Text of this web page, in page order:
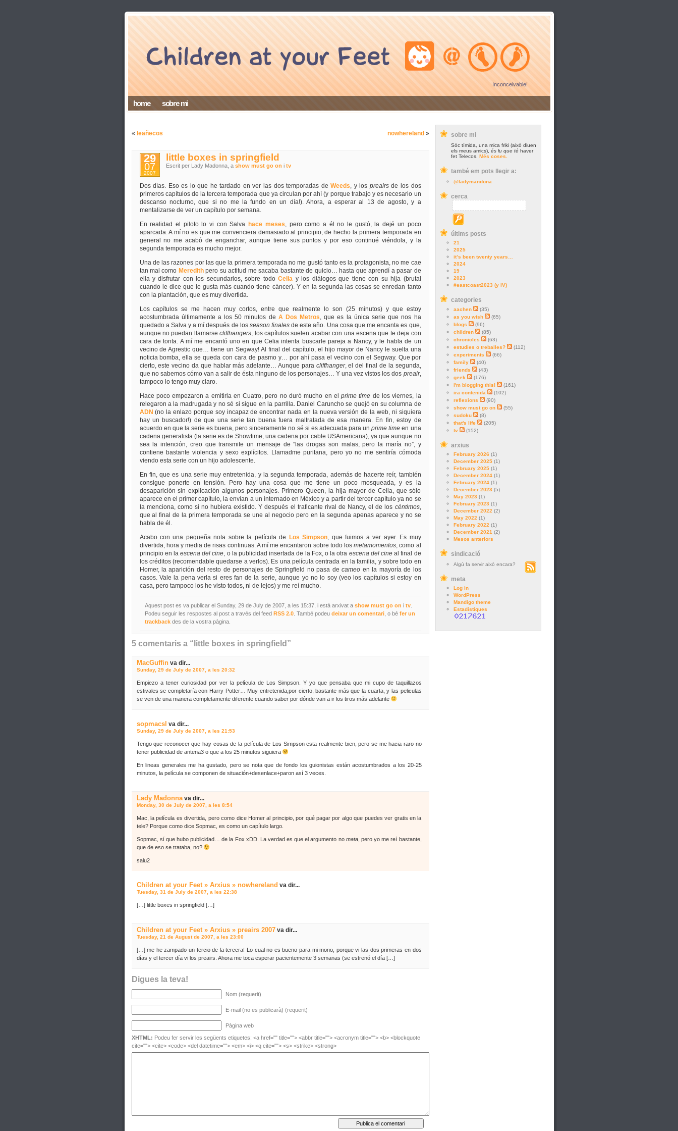
Inconceivable!
home sobre mi
sobre mi
Sóc tímida, una mica friki (això diuen
els meus amics), és lu que téhaver
fet Telecos. Més coses.
també em pots llegir a:
@ladymandona
cerca
últims posts
21
2025
it’s been twenty years…
2024
19
2023
#eastcoast2023 (y IV)
categories
aachen
(35)
as you wish
(65)
blogs
(96)
children
(85)
chronicles
(63)
estudies o treballes?
(112)
experiments
(66)
family
(40)
friends
(43)
geek
(176)
i'm blogging this!
(161)
ira contenida
(102)
reflexions
(90)
show must go on
(55)
sudoku
(8)
that's life
(205)
tv
(152)
arxius
February 2026(1)
December 2025(1)
February 2025(1)
December 2024(1)
February 2024(1)
December 2023 (5)
May 2023 (1)
February 2023 (1)
December 2022 (2)
May 2022 (1)
February 2022 (1)
December 2021 (2)
Mesos anteriors
sindicació
Algú fa servir això encara?
meta
Log in
WordPress
Mandigo theme
Estadístiques
« leañecos nowhereland »
29
07
2007
little boxes in springfield
Escrit per Lady Madonna, ashow must go on itv
Dos días. Eso es lo que he tardado en ver las dos temporadas deWeeds, y los preairsde los dos
primeros capítulos de la tercera temporada que ya circulan por ahí (y porque trabajo y es necesario un
descanso nocturno, que si no me la fundo en un día!). Ahora, a esperar al 13 de agosto, y a
mentalizarse de ver un capítulo por semana.
En realidad el piloto lo vi con Salva hace meses, pero como a él no le gustó, la dejé un poco
aparcada. A mí no es que me convenciera demasiado al principio, de hecho la primera temporada en
general no me acabó de enganchar, aunque tiene sus puntos y por eso continué viéndola, y la
segunda temporada es mucho mejor.
Una de las razones por las que la primera temporada no me gustó tanto es la protagonista, no me cae
tan mal como Meredithpero su actitud me sacaba bastante de quicio… hasta que aprendí a pasar de
ella y disfrutar con los secundarios, sobre todoCelia y los diálogos que tiene con su hija (brutal
cuando le dice que le gusta más cuando tiene cáncer). Y en la segunda las cosas se enredan tanto
con la plantación, que es muy divertida.
Los capítulos se me hacen muy cortos, entre que realmente lo son (25 minutos) y que estoy
acostumbrada últimamente a los 50 minutos de A Dos Metros, que es la única serie que nos ha
quedado a Salva y a mí después de los season finales de este año. Una cosa que me encanta es que,
aunque no puedan llamarsecliffhangers, los capítulos suelen acabar con una escena que te deja con
cara de tonta. A mí me encantó uno en que Celia intenta buscarle pareja a Nancy, y le habla de un
vecino de Agrestic que… tiene un Segway! Al final del capítulo, el hijo mayor de Nancy le suelta una
noticia bomba, ella se queda con cara de pasmo y… por ahí pasa el vecino con el Segway. Que por
cierto, este vecino da que hablar más adelante… Aunque para cliffhanger, el del final de la segunda,
que no sabemos cómo van a salir de ésta ninguno de los personajes… Y una vez vistos los dos preair,
tampoco lo tengo muy claro.
Hace poco empezaron a emitirla en Cuatro, pero no duró mucho en elprime time de los viernes, la
relegaron a la madrugada y no sé si sigue en la parrilla. Daniel Caruncho se quejó en su columna de
ADN (no la enlazo porque soy incapaz de encontrar nada en la nueva versión de la web, ni siquiera
hay un buscador!) de que una serie tan buena fuera maltratada de esa manera. En fin, estoy de
acuerdo en que la serie es buena, pero sinceramente no sé si es adecuada para unprime time en una
cadena generalista (la serie es de Showtime, una cadena por cable USAmericana), ya que aunque no
sea la intención, creo que transmite un mensaje de “las drogas son malas, pero la maría no”, y
contiene bastante violencia y sexo explícitos. Llamadme puritana, pero yo no me sentiría cómoda
viendo esta serie con un hijo adolescente.
En fin, que es una serie muy entretenida, y la segunda temporada, además de hacerte reír, también
consigue ponerte en tensión. Pero hay una cosa que me tiene un poco mosqueada, y es la
desaparición sin explicación algunos personajes. Primero Queen, la hija mayor de Celia, que sólo
aparece en el primer capítulo, la envían a un internado en México y a partir del tercer capítulo ya no se
la menciona, como si no hubiera existido. Y después el traficante rival de Nancy, el de los céntimos,
que al final de la primera temporada se une al negocio pero en la segunda apenas aparece y no se
habla de él.
Acabo con una pequeña nota sobre la película de
Los Simpson, que fuimos a ver ayer. Es muy
divertida, hora y media de risas continuas. A mí me encantaron sobre todo losmetamomentos, como al
principio en laescena del cine, o la publicidad insertada de la Fox, o la otra escena del cineal final de
los créditos (recomendable quedarse a verlos). Es una película centrada en la familia, y sobre todo en
Homer, la aparición del resto de personajes de Springfield no pasa decameo en la mayoría de los
casos. Vale la pena verla si eres fan de la serie, aunque yo no lo soy (veo los capítulos si estoy en
casa, pero tampoco los he visto todos, ni de lejos) y me reí mucho.
Aquest post es va publicar el Sunday, 29 de July de 2007, a les 15:37, i està arxivat a show must go on i tv.
Podeu seguir les respostes al post a través del feed RSS 2.0. També podeu deixar un comentari, o bé fer un
trackbackdes de la vostra pàgina.
5 comentaris a “little boxes in springfield”
MacGuffinva dir...
Sunday, 29 de July de 2007, a les 20:32
Empiezo a tener curiosidad por ver la película de Los Simpson. Y yo que pensaba que mi cupo de taquillazos
estivales se completaría con Harry Potter… Muy entretenida,por cierto, bastante más que la cuarta, y las peliculas
se ven de una manera completamente diferente cuando saber por dónde van a ir los tiros más adelante
sopmacsl va dir...
Sunday, 29 de July de 2007, a les 21:53
Tengo que reconocer que hay cosas de la película de Los Simpson esta realmente bien, pero se me hacia raro no
tener publicidad de antena3 o que a los 25 minutos siguiera
En lineas generales me ha gustado, pero se nota que de fondo los guionistas están acostumbrados a los 20-25
minutos, la película se componen de situación+desenlace+paron así 3 veces.
Lady Madonnava dir...
Monday, 30 de July de 2007, a les 8:54
Mac, la película es divertida, pero como dice Homer al principio, por qué pagar por algo que puedes ver gratis en la
tele? Porque como dice Sopmac, es como un capítulo largo.
Sopmac, sí que hubo publicidad… de la Fox xDD. La verdad es que el argumento no mata, pero yo me reí bastante,
que de eso se trataba, no?
salu2
Children at your Feet » Arxius » nowhereland va dir...
Tuesday, 31 de July de 2007, a les 22:38
[…] little boxes in springfield […]
Children at your Feet » Arxius » preairs 2007va dir...
Tuesday, 21 de August de 2007, a les 23:00
[…] me he zampado un tercio de la tercera! Lo cual no es bueno para mi mono, porque vi las dos primeras en dos
días y el tercer día vi los preairs. Ahora me toca esperar pacientemente 3 semanas (se estrenó el día […]
Digues la teva!
Nom (requerit)
E-mail (no es publicarà) (requerit)
Pàgina web
XHTML: Podeu fer servir les següents etiquetes: <a href="" title=""> <abbr title=""> <acronym title=""> <b> <blockquote
cite=""> <cite> <code> <del datetime=""> <em> <i> <q cite=""> <s> <strike> <strong>